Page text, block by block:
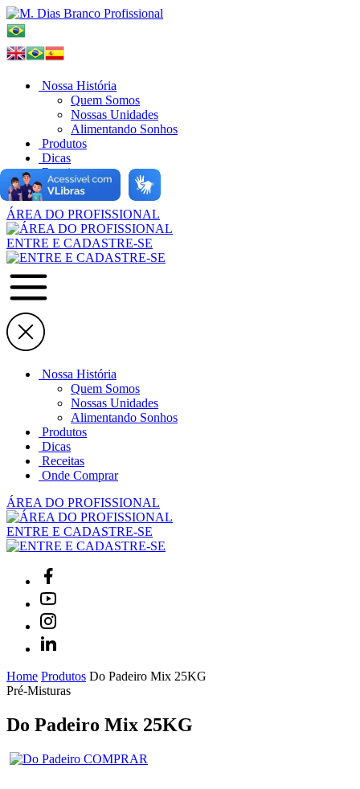
Nossa História
Quem Somos
Nossas Unidades
Alimentando Sonhos
Produtos
Dicas
Receitas
Onde Comprar
ÁREA DO PROFISSIONAL
ENTRE E CADASTRE-SE
Nossa História
Quem Somos
Nossas Unidades
Alimentando Sonhos
Produtos
Dicas
Receitas
Onde Comprar
ÁREA DO PROFISSIONAL
ENTRE E CADASTRE-SE
Home Produtos Do Padeiro Mix 25KG
Pré-Misturas
Do Padeiro Mix 25KG
COMPRAR